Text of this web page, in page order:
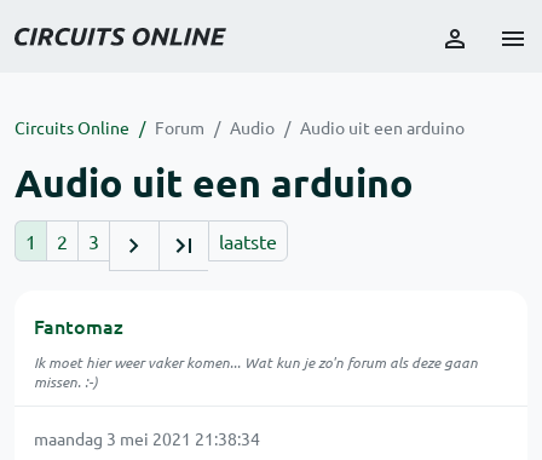
Circuits Online Forum Audio Audio uit een arduino
Audio uit een arduino
1 2 3 laatste
Fantomaz
Ik moet hier weer vaker komen... Wat kun je zo'n forum als deze gaan
missen. :-)
maandag 3 mei 2021 21:38:34